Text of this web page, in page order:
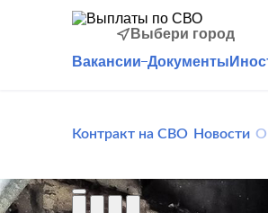
Выбери город
Вакансии Документы
Контракт на СВО Новости